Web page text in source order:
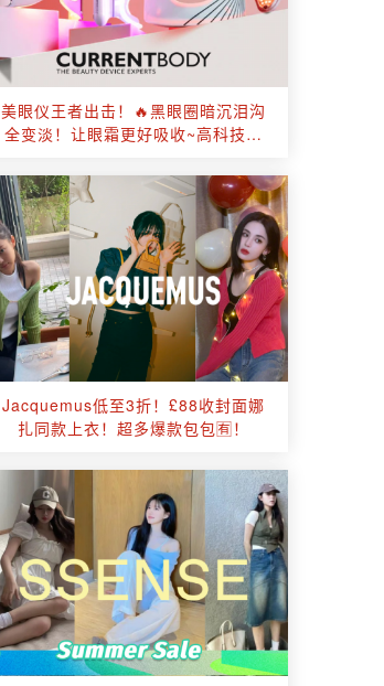
美眼仪王者出击！🔥黑眼圈暗沉泪沟
全变淡！让眼霜更好吸收~高科技美
Jacquemus低至3折！£88收封面娜
扎同款上衣！超多爆款包包🈶！